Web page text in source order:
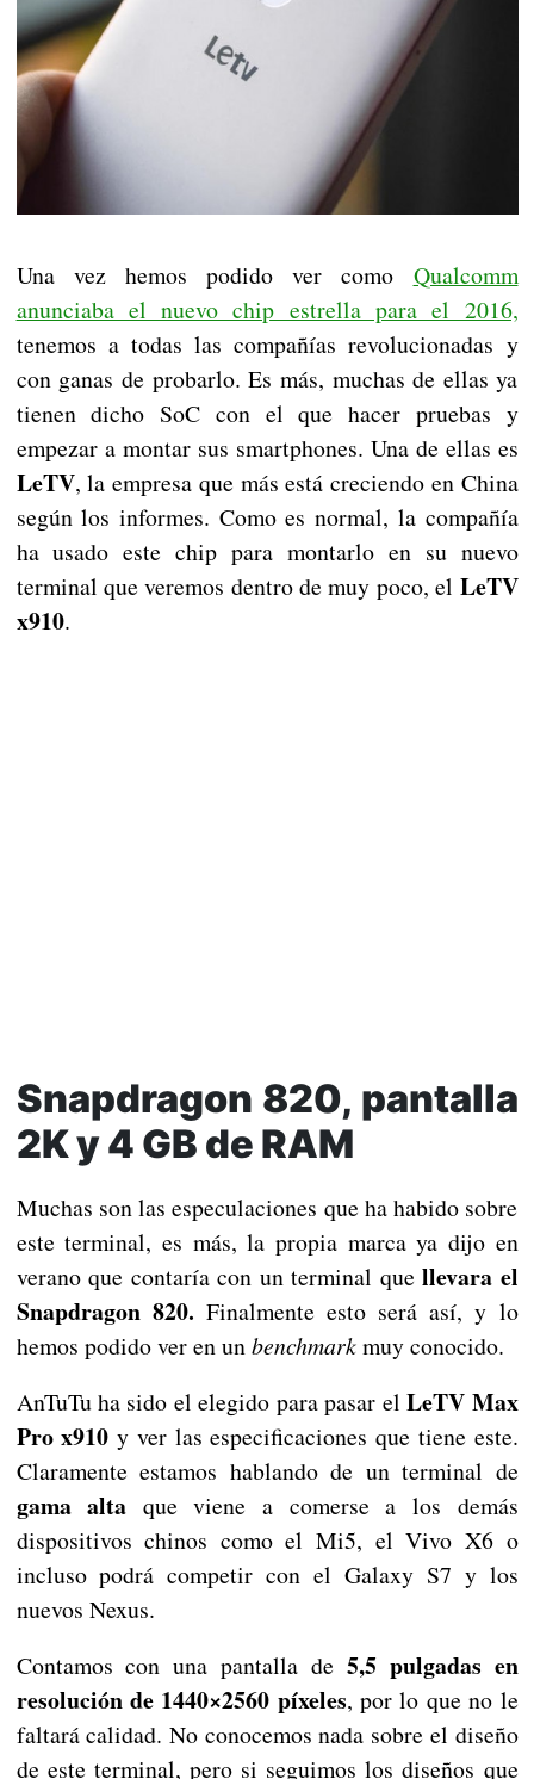
Una vez hemos podido ver como Qualcomm
anunciaba el nuevo chip estrella para el 2016,
tenemos a todas las compañías revolucionadas y
con ganas de probarlo. Es más, muchas de ellas ya
tienen dicho SoC con el que hacer pruebas y
empezar a montar sus smartphones. Una de ellas es
LeTV, la empresa que más está creciendo en China
según los informes. Como es normal, la compañía
ha usado este chip para montarlo en su nuevo
terminal que veremos dentro de muy poco, el LeTV
x910.
Snapdragon 820, pantalla
2K y 4 GB de RAM
Muchas son las especulaciones que ha habido sobre
este terminal, es más, la propia marca ya dijo en
verano que contaría con un terminal que llevara el
Snapdragon 820. Finalmente esto será así, y lo
hemos podido ver en unbenchmarkmuy conocido.
AnTuTu ha sido el elegido para pasar el LeTV Max
Pro x910 y ver las especificaciones que tiene este.
Claramente estamos hablando de un terminal de
gama alta que viene a comerse a los demás
dispositivos chinos como el Mi5, el Vivo X6 o
incluso podrá competir con el Galaxy S7 y los
nuevos Nexus.
Contamos con una pantalla de 5,5 pulgadas en
resolución de 1440×2560 píxeles, por lo que no le
faltará calidad. No conocemos nada sobre el diseño
de este terminal, pero si seguimos los diseños que